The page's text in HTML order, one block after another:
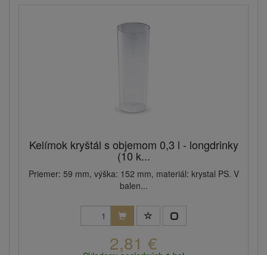
Kelímok kryštál s objemom 0,3 l - longdrinky
(10 k...
Priemer: 59 mm, výška: 152 mm, materiál: krystal PS. V
balen...
2,81 €